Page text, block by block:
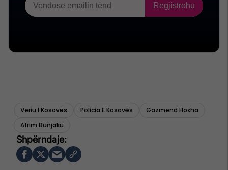
Veriu I Kosovës Policia E Kosovës
Gazmend Hoxha
Afrim Bunjaku